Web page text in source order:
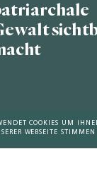
COOKIES UM
WEBSEITE